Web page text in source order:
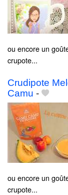
ou encore un
crupote...
Crudipote
Camu -
ou encore un
crupote...